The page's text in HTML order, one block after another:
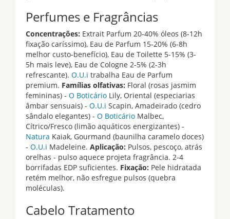
Perfumes e Fragrâncias
Concentrações: Extrait Parfum 20-40% óleos (8-12h
fixação caríssimo), Eau de Parfum 15-20% (6-8h
melhor custo-benefício), Eau de Toilette 5-15% (3-
5h mais leve), Eau de Cologne 2-5% (2-3h
refrescante). O.U.i trabalha Eau de Parfum
premium. Famílias olfativas: Floral (rosas jasmim
femininas) - O Boticário Lily, Oriental (especiarias
âmbar sensuais) - O.U.i Scapin, Amadeirado (cedro
sândalo elegantes) - O Boticário Malbec,
Cítrico/Fresco (limão aquáticos energizantes) -
Natura Kaiak, Gourmand (baunilha caramelo doces)
- O.U.i Madeleine. Aplicação: Pulsos, pescoço, atrás
orelhas - pulso aquece projeta fragrância. 2-4
borrifadas EDP suficientes. Fixação: Pele hidratada
retém melhor, não esfregue pulsos (quebra
moléculas).
Cabelo Tratamento